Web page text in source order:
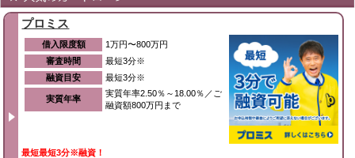
プロミス
借入限度額
1万円〜800万円
審査時間
最短3分※
融資目安
最短3分※
実質年率
実質年率2.50％～18.00％／ご
融資額800万円まで
最短最短3分※融資！